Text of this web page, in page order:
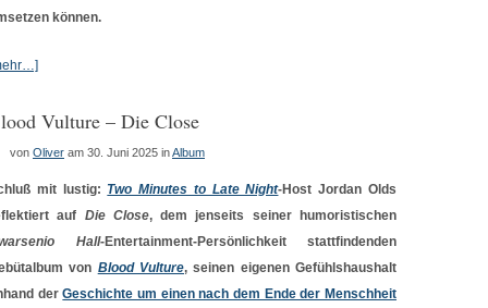
können.
Vulture – Die Close
von Oliver am 30. Juni 2025 inAlbum
mit lustig: Two Minutes to Late Night-Host Jordan Olds
auf Die Close, dem jenseits seiner humoristischen
Hall-Entertainment-Persönlichkeit stattfindenden
von Blood Vulture, seinen eigenen Gefühlshaushalt
derGeschichte um einen nach dem Ende der Menschheit